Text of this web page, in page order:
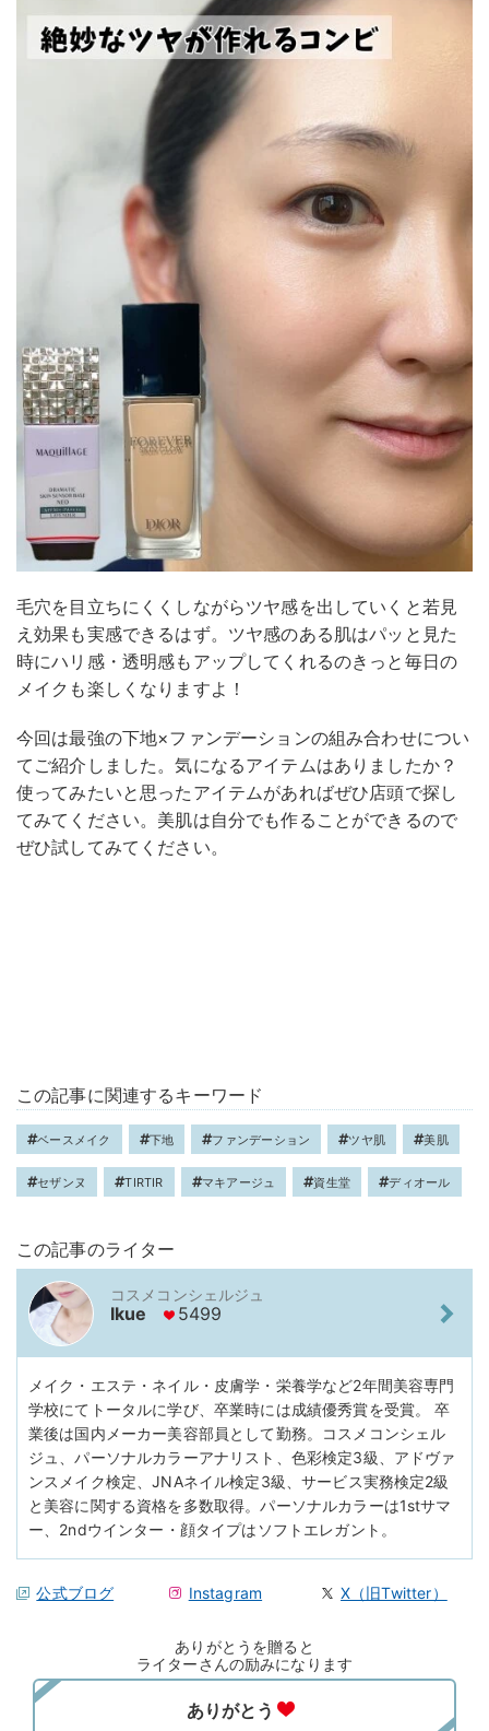
毛穴を目立ちにくくしながらツヤ感を出していくと若見
え効果も実感できるはず。ツヤ感のある肌はパッと見た
時にハリ感・透明感もアップしてくれるのきっと毎日の
メイクも楽しくなりますよ！
今回は最強の下地×ファンデーションの組み合わせについ
てご紹介しました。気になるアイテムはありましたか？
使ってみたいと思ったアイテムがあればぜひ店頭で探し
てみてください。美肌は自分でも作ることができるので
ぜひ試してみてください。
この記事に関連するキーワード
ベースメイク 下地 ファンデーション ツヤ肌 美肌
セザンヌ TIRTIR マキアージュ 資生堂 ディオール
この記事のライター
コスメコンシェルジュ
Ikue 5499
メイク・エステ・ネイル・皮膚学・栄養学など2年間美容専門
学校にてトータルに学び、卒業時には成績優秀賞を受賞。 卒
業後は国内メーカー美容部員として勤務。コスメコンシェル
ジュ、パーソナルカラーアナリスト、色彩検定3級、アドヴァ
ンスメイク検定、JNAネイル検定3級、サービス実務検定2級
と美容に関する資格を多数取得。パーソナルカラーは1stサマ
ー、2ndウインター・顔タイプはソフトエレガント。
公式ブログ Instagram X（旧Twitter）
ありがとうを贈ると
ライターさんの励みになります